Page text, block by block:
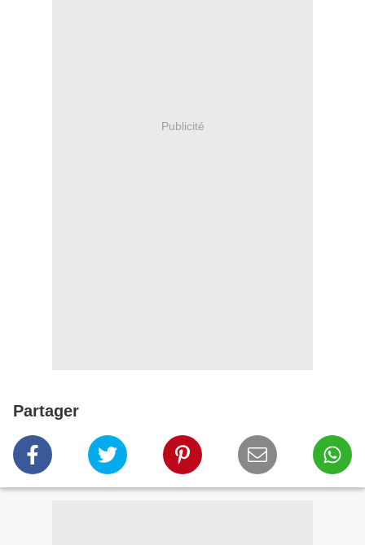
Publicité
Partager